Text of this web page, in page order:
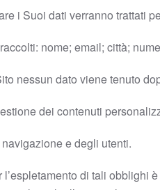
i Suoi dati verranno trattati
nome; email; città;
nessun dato viene tenuto
dei contenuti
e degli utenti.
di tali